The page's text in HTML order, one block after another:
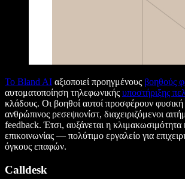
Το Bland AI αξιοποιεί προηγμένους βοηθούς
αυτοματοποίηση τηλεφωνικής υποστήριξης
κλάδους. Οι βοηθοί αυτοί προσφέρουν
ανθρώπινος ρεσεψιονίστ, διαχειριζόμενοι
feedback. Έτσι, αυξάνεται η κλιμακωσιμότητα
επικοινωνίας — πολύτιμο εργαλείο για
όγκους επαφών.
Calldesk